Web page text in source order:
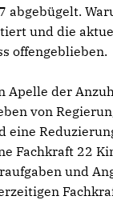
abgebügelt.
und die
offengeblieben.
Apelle der
von
eine
Fachkraft 22
und